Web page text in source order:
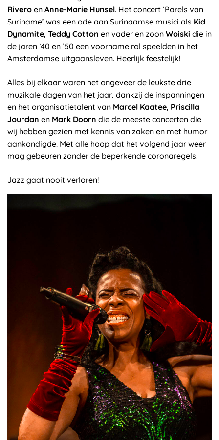
Rivero en Anne-Marie Hunsel. Het concert ‘Parels van
Suriname’ was een ode aan Surinaamse musici als Kid
Dynamite, Teddy Cotton en vader en zoon Woiski die in
de jaren ’40 en ’50 een voorname rol speelden in het
Amsterdamse uitgaansleven. Heerlijk feestelijk!
Alles bij elkaar waren het ongeveer de leukste drie
muzikale dagen van het jaar, dankzij de inspanningen
en het organisatietalent van Marcel Kaatee, Priscilla
Jourdan en Mark Doorn die de meeste concerten die
wij hebben gezien met kennis van zaken en met humor
aankondigde. Met alle hoop dat het volgend jaar weer
mag gebeuren zonder de beperkende coronaregels.
Jazz gaat nooit verloren!